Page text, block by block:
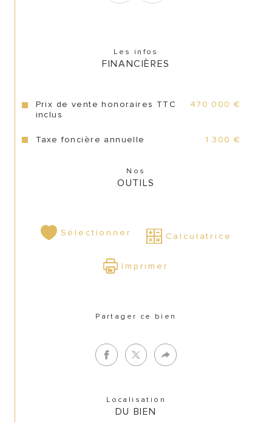
Les infos
FINANCIÈRES
Prix de vente honoraires TTC
inclus
470 000 €
Taxe foncière annuelle 1 300 €
Nos
OUTILS
Sélectionner Calculatrice
Imprimer
Partager ce bien
Localisation
DU BIEN